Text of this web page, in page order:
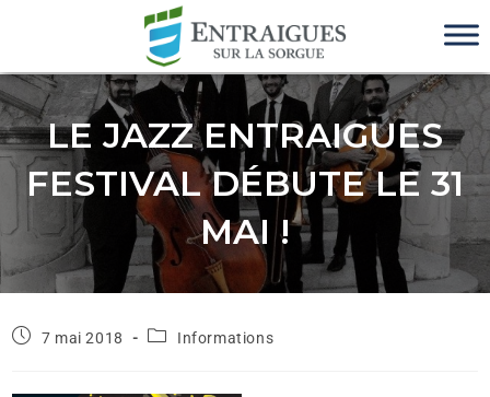
LE JAZZ ENTRAIGUES
FESTIVAL DÉBUTE LE 31
MAI !
7 mai 2018 Informations